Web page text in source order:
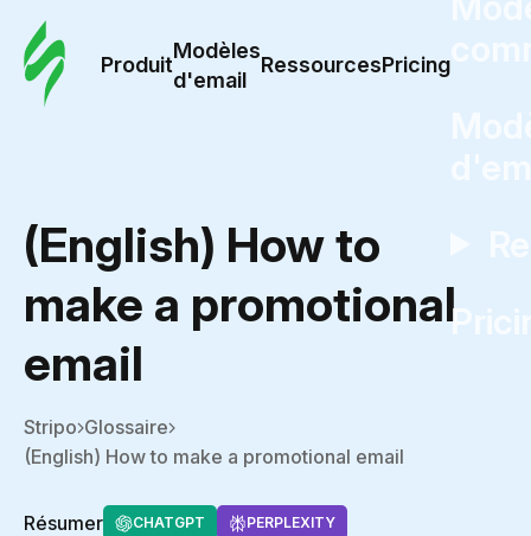
Produit
Modèles
d'email
RessourcesPricing
(English) How to
make a promotional
email
Stripo Glossaire
(English) How to make a promotional email
Résumer CHATGPT PERPLEXITY